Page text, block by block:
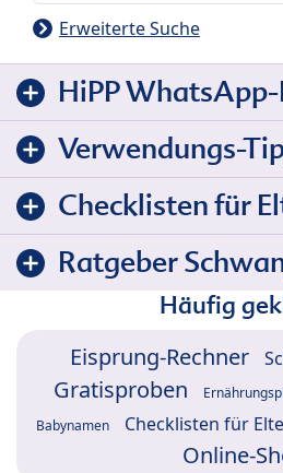
Erweiterte Suche
HiPP
Verwendungs-
Checklisten für
Ratgeber
Häufig
Eisprung-Rechner
Gratisproben
Babynamen Checklisten für
Online-